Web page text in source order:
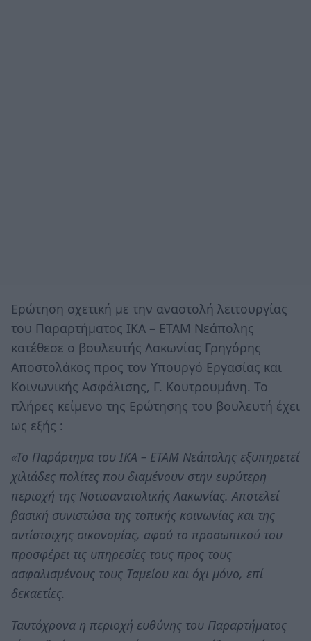
Ερώτηση σχετική με την αναστολή λειτουργίας
του Παραρτήματος ΙΚΑ – ΕΤΑΜ Νεάπολης
κατέθεσε ο βουλευτής Λακωνίας Γρηγόρης
Αποστολάκος προς τον Υπουργό Εργασίας και
Κοινωνικής Ασφάλισης, Γ. Κουτρουμάνη. Το
πλήρες κείμενο της Ερώτησης του βουλευτή έχει
ως εξής :
«Το Παράρτημα του ΙΚΑ – ΕΤΑΜ Νεάπολης εξυπηρετεί
χιλιάδες πολίτες που διαμένουν στην ευρύτερη
περιοχή της Νοτιοανατολικής Λακωνίας. Αποτελεί
βασική συνιστώσα της τοπικής κοινωνίας και της
αντίστοιχης οικονομίας, αφού το προσωπικού του
προσφέρει τις υπηρεσίες τους προς τους
ασφαλισμένους τους Ταμείου και όχι μόνο, επί
δεκαετίες.
Ταυτόχρονα η περιοχή ευθύνης του Παραρτήματος